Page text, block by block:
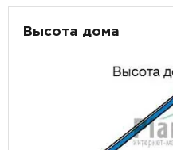
Высота дома